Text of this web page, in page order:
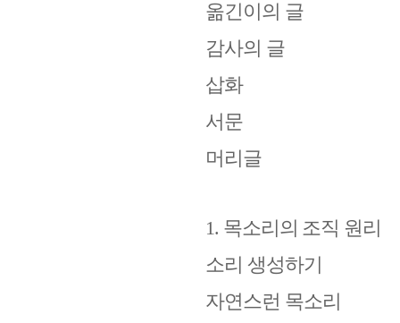
옮긴이의 글
감사의 글
삽화
서문
머리글
1. 목소리의 조직 원리
소리 생성하기
자연스런 목소리